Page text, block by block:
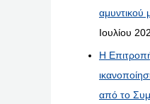
αμυντικού
Ιουλίου
Η
από το